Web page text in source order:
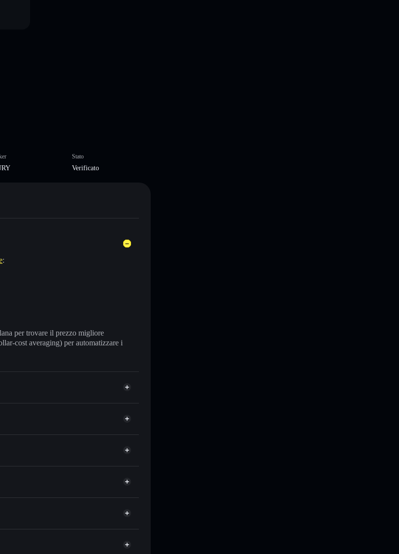
Stato
Verificato
:
per trovare il prezzo migliore
cost averaging) per automatizzare i
di altri token Solana al prezzo
i wallet usando l’Aggregatore di
Aurory
Solflare